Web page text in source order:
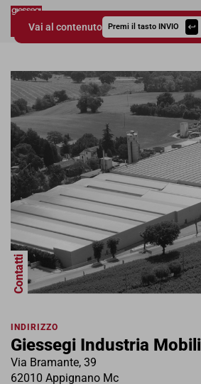
Vai al contenuto Premi il tasto INVIO
Giessegi.it
Contatti
Contatti
INDIRIZZO
Giessegi Industria
Via Bramante, 39
62010 Appignano Mc